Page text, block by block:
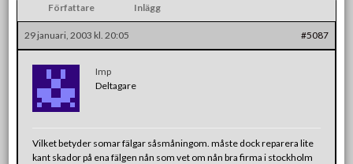
Författare Inlägg
29 januari, 2003 kl. 20:05 #5087
Imp
Deltagare
Vilket betyder somar fälgar såsmåningom. måste dock reparera lite
kant skador på ena fälgen nån som vet om nån bra firma i stockholm